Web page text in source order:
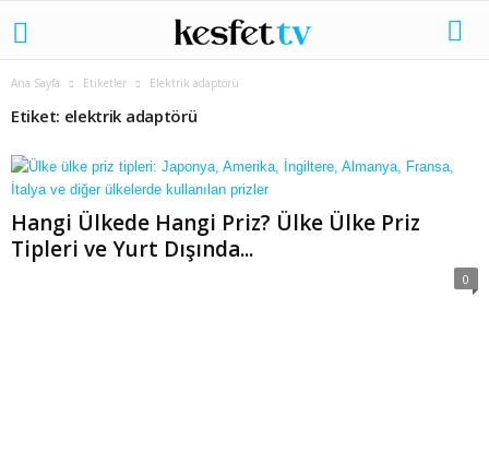
Ana Sayfa Etiketler Elektrik adaptörü
Etiket: elektrik adaptörü
Hangi Ülkede Hangi Priz? Ülke Ülke Priz
Tipleri ve Yurt Dışında...
0